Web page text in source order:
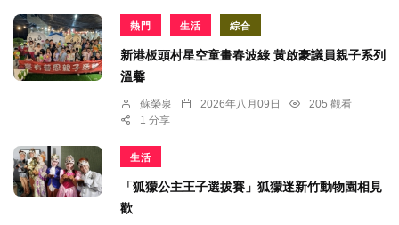
熱門 生活 綜合
新港板頭村星空童畫春波綠 黃啟豪議員親子系列
溫馨
蘇榮泉 2026年八月09日
205 觀看
1 分享
生活
「狐獴公主王子選拔賽」狐獴迷新竹動物園相見
歡